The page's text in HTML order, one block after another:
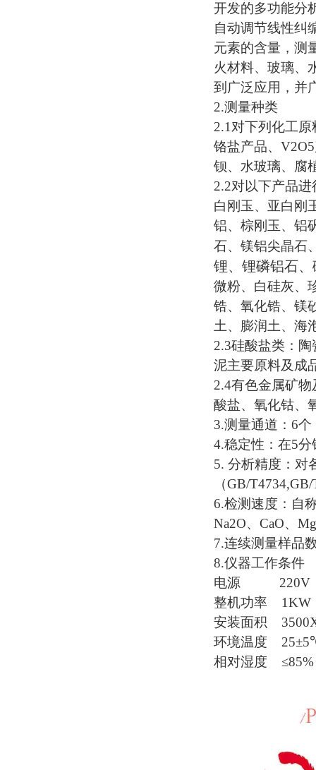
开发的多功能分
自动调节线性纠
元素的含量，测
火材料、玻璃、
到广泛应用，并
2.测量种类
2.1 对下列化工
铬盐产品、 V2O5
钡、水玻璃、腐
2.2对以下产品进
白刚玉、亚白刚
铝、棕刚玉、铝
石、镁铝尖晶石
锂、锂磷铝石
微粉、白硅灰、
锆、氧化锆、镁
土、膨润土、海
2.3硅酸盐类：
泥主要原料及成
2.4有色金属矿
酸盐、氧化钴、
3.测量通道： 6个
4.稳定性：在5分
5. 分析精度：对
（GB/
6.检测速度：自
Na2O、 CaO、
7.连续测量样品
8.仪器工作条件
电源 220V
整机功率 1KW
安装面积
环境温度 25±5
相对湿度
≤85%